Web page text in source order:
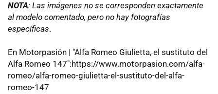
NOTA: Las imágenes no se corresponden exactamente
al modelo comentado, pero no hay fotografías
específicas.
En Motorpasión | "Alfa Romeo Giulietta, el sustituto del
Alfa Romeo 147":https://www.motorpasion.com/alfa-
romeo/alfa-romeo-giulietta-el-sustituto-del-alfa-
romeo-147